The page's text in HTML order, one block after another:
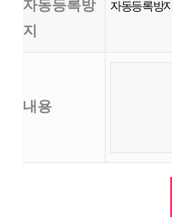
자동등록방
지
자동등록방
내용